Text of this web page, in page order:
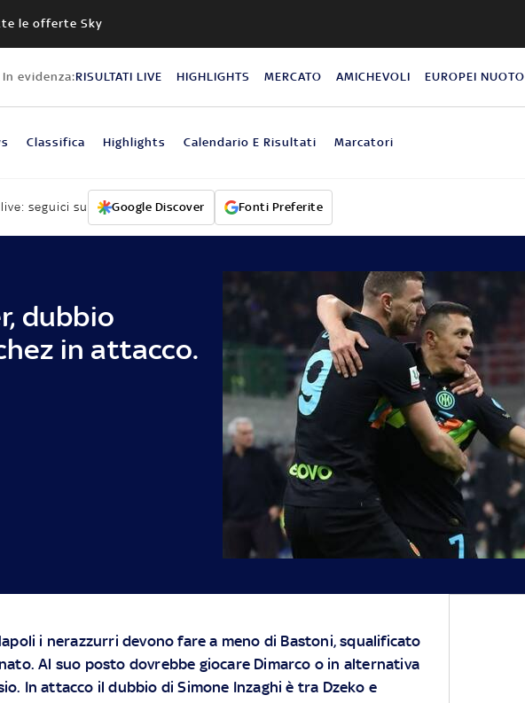
le offerte Sky
In evidenza:RISULTATI LIVE HIGHLIGHTS MERCATO AMICHEVOLI EUROPEI NUOTO
Classifica Highlights Calendario E Risultati Marcatori
seguici su Google Discover Fonti Preferite
dubbio
in attacco.
i nerazzurri devono fare a meno di Bastoni, squalificato
Al suo posto dovrebbe giocare Dimarco o in alternativa
In attacco il dubbio di Simone Inzaghi è tra Dzeko e